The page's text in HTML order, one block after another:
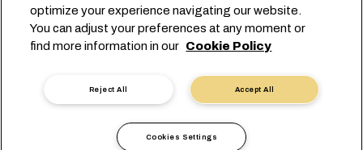
Chemin Rieu 12, 1208 Geneva
Switzerland
إعدادات ملفات تعريف الارتباط
خصوصية البيانات
شروط وأحكام الناقل
التزامات الاتحاد الأوروبي
أخلاقيات مهنية
الشهادات
أداة الإبلاغ الرقمية
沪ICP备13010414号-6
沪公网安备 31010902003394号
optimize your experience navigating our website.
You can adjust your preferences at any moment or
find more information in our Cookie Policy
Accept All
Reject All
Cookies Settings